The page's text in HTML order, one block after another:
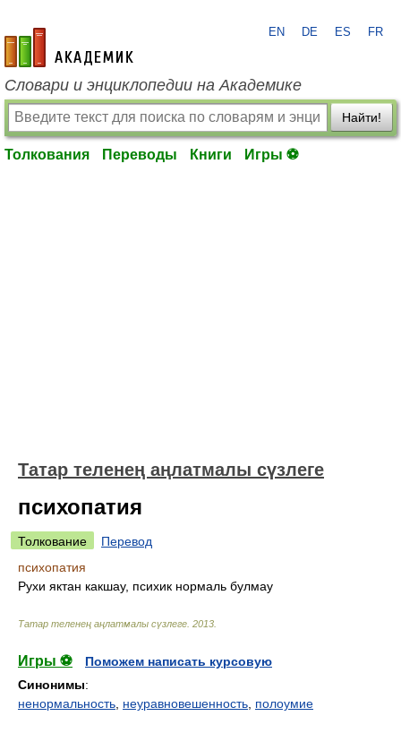
academic.ru
EN DE ES FR
Словари и энциклопедии на Академике
Найти!
Толкования Переводы Книги Игры ⚽
Татар теленең аңлатмалы сүзлеге
психопатия
Толкование
Перевод
психопатия
Рухи яктан какшау, психик нормаль булмау
Татар теленең аңлатмалы сүзлеге 2013
Игры ⚽
Поможем написать курсовую
Синонимы:
ненормальность неуравновешенность полоумие